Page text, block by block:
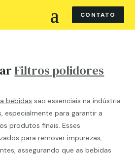
CONTATO
Filtros polidores
bebidas são essenciais na indústria
especialmente para garantir a
produtos finais. Esses
para remover impurezas,
assegurando que as bebidas